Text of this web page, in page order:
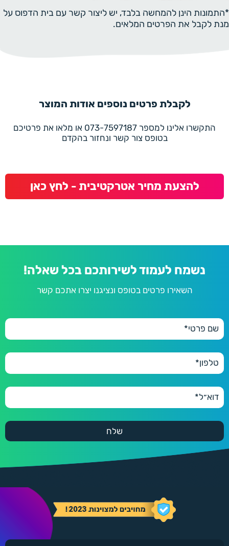
*התמונות הינן להמחשה בלבד, יש ליצור קשר עם בית הדפוס על
מנת לקבל את הפרטים המלאים.
לקבלת פרטים נוספים אודות המוצר
התקשרו אלינו למספר 073-7597187 או מלאו את פרטיכם
בטופס צור קשר ונחזור בהקדם
להצעת מחיר אטרקטיבית - לחץ כאן
נשמח לעמוד לשירותכם בכל שאלה!
השאירו פרטים בטופס ונציגנו יצרו אתכם קשר